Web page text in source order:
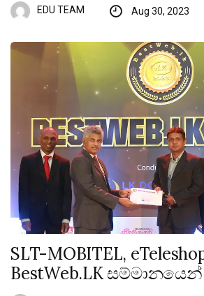
EDU TEAM Aug 30, 2023
SLT-MOBITEL,
BestWeb.LK